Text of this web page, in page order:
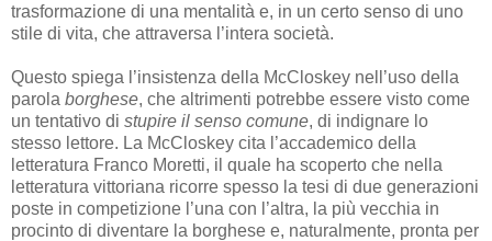
trasformazione di una mentalità e, in un certo senso di uno
stile di vita, che attraversa l’intera società.
Questo spiega l’insistenza della McCloskey nell’uso della
parola borghese, che altrimenti potrebbe essere visto come
un tentativo di stupire il senso comune, di indignare lo
stesso lettore. La McCloskey cita l’accademico della
letteratura Franco Moretti, il quale ha scoperto che nella
letteratura vittoriana ricorre spesso la tesi di due generazioni
poste in competizione l’una con l’altra, la più vecchia in
procinto di diventare la borghese e, naturalmente, pronta per